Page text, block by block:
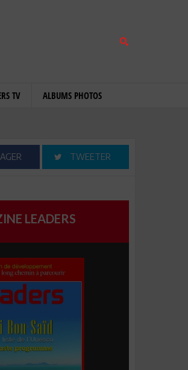
TV ALBUMS PHOTOS
TWEETER
LEADERS